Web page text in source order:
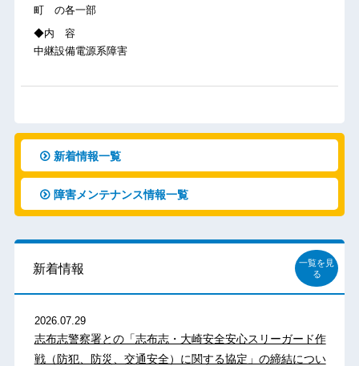
町 の各一部
◆内 容
中継設備電源系障害
新着情報一覧
障害メンテナンス情報一覧
新着情報
一覧を見
る
2026.07.29
志布志警察署との「志布志・大崎安全安心スリーガード作
戦（防犯、防災、交通安全）に関する協定」の締結につい